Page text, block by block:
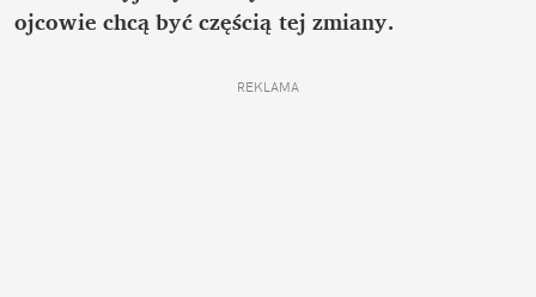
ojcowie chcą być częścią tej zmiany.
REKLAMA